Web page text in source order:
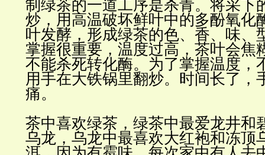
制绿茶的一道工序是杀青。将采下
炒，用高温破坏鲜叶中的多酚氧化
叶发酵，形成绿茶的色、香、味、
掌握很重要，温度过高，茶叶会焦
不能杀死转化酶。为了掌握温度，
用手在大铁锅里翻炒。时间长了，
痛。
茶中喜欢绿茶，绿茶中最爱龙井和
乌龙，乌龙中最喜欢大红袍和冻顶